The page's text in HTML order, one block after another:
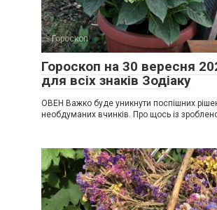
Гороскоп
Гороскоп на 30 вересня
для всіх знаків Зодіаку
ОВЕН Важко буде уникнути поспішних
необдуманих вчинків. Про щось із